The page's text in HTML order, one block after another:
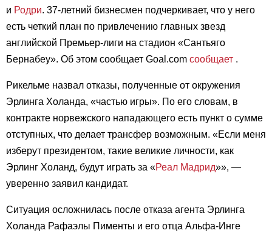
и Родри. 37-летний бизнесмен подчеркивает, что у него
есть четкий план по привлечению главных звезд
английской Премьер-лиги на стадион «Сантьяго
Бернабеу». Об этом сообщает Goal.com сообщает .
Рикельме назвал отказы, полученные от окружения
Эрлинга Холанда, «частью игры». По его словам, в
контракте норвежского нападающего есть пункт о сумме
отступных, что делает трансфер возможным. «Если меня
изберут президентом, такие великие личности, как
Эрлинг Холанд, будут играть за «Реал Мадрид»», —
уверенно заявил кандидат.
Ситуация осложнилась после отказа агента Эрлинга
Холанда Рафаэлы Пименты и его отца Альфа-Инге